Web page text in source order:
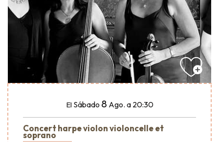
El Sábado 8 Ago. a 20:30
Concert harpe violon violoncelle et
soprano